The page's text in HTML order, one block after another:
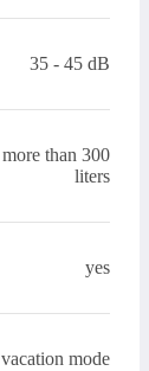
35 - 45 dB
more than 300
liters
yes
vacation mode